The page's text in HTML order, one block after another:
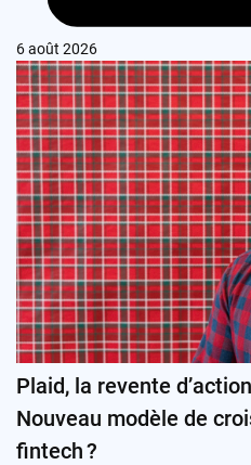
6 août 2026
Plaid, la revente
Nouveau modèle de
fintech ?